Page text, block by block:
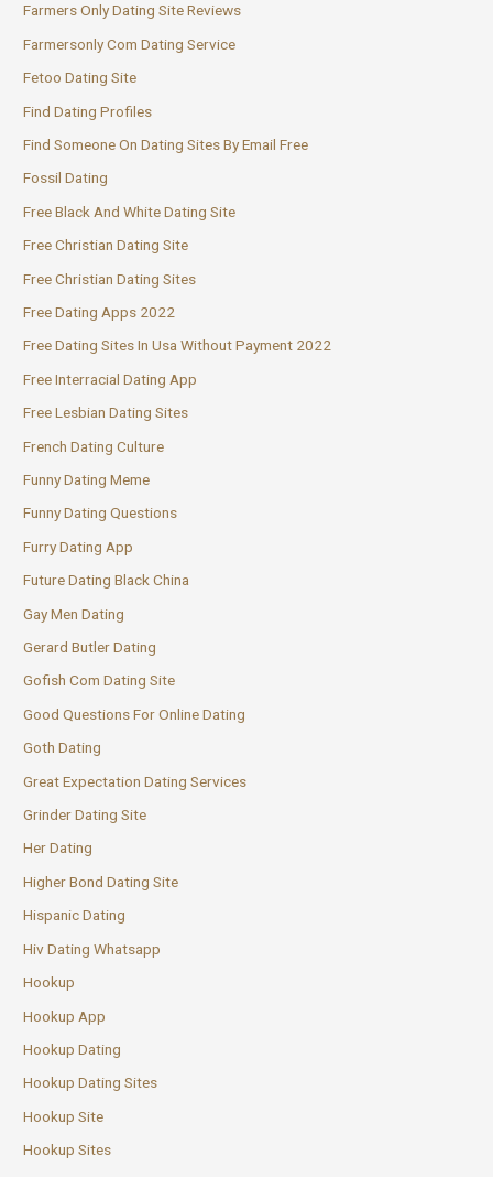
Farmers Only Dating Site Reviews
Farmersonly Com Dating Service
Fetoo Dating Site
Find Dating Profiles
Find Someone On Dating Sites By Email Free
Fossil Dating
Free Black And White Dating Site
Free Christian Dating Site
Free Christian Dating Sites
Free Dating Apps 2022
Free Dating Sites In Usa Without Payment 2022
Free Interracial Dating App
Free Lesbian Dating Sites
French Dating Culture
Funny Dating Meme
Funny Dating Questions
Furry Dating App
Future Dating Black China
Gay Men Dating
Gerard Butler Dating
Gofish Com Dating Site
Good Questions For Online Dating
Goth Dating
Great Expectation Dating Services
Grinder Dating Site
Her Dating
Higher Bond Dating Site
Hispanic Dating
Hiv Dating Whatsapp
Hookup
Hookup App
Hookup Dating
Hookup Dating Sites
Hookup Site
Hookup Sites